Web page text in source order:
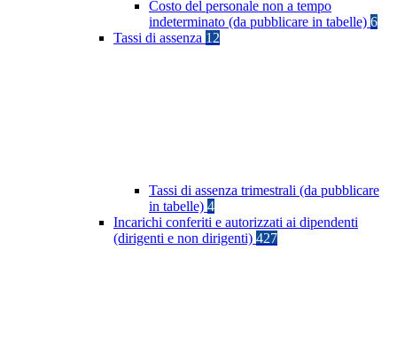
Costo del personale non a tempo
indeterminato (da pubblicare in tabelle) 6
Tassi di assenza 12
Tassi di assenza trimestrali (da pubblicare
in tabelle) 4
Incarichi conferiti e autorizzati ai dipendenti
(dirigenti e non dirigenti) 427